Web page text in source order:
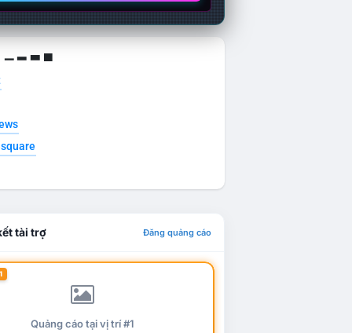
▁ ▂ ▃ ▄
tài trợ Đăng quảng cáo
Quảng cáo tại vị trí #1